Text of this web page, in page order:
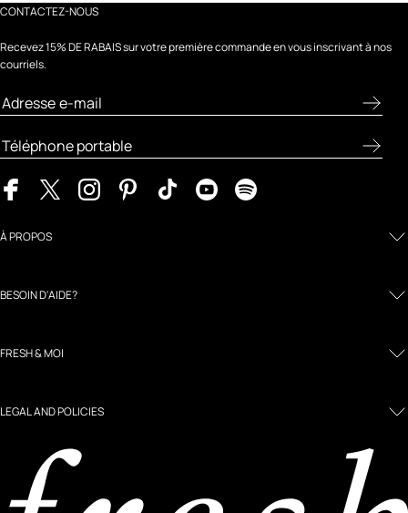
CONTACTEZ-NOUS
Recevez 15% DE RABAIS sur votre première commande en vous inscrivant à nos
courriels.
À PROPOS
BESOIN D'AIDE?
FRESH & MOI
LEGAL AND POLICIES